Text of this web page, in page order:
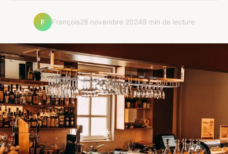
F François28 novembre 20249 min de lecture